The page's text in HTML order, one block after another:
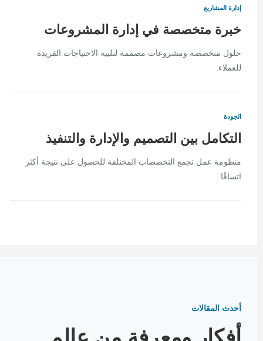
إدارة المشاريع
خبرة متخصصة في إدارة المشروعات
حلول متخصصة ومشروعات مصممة لتلبية الاحتياجات الفريدة
للعملاء.
الجودة
التكامل بين التصميم والإدارة والتنفيذ
منظومة عمل تجمع التخصصات المختلفة للحصول على نتيجة أكثر
اتساقًا.
أحدث المقالات